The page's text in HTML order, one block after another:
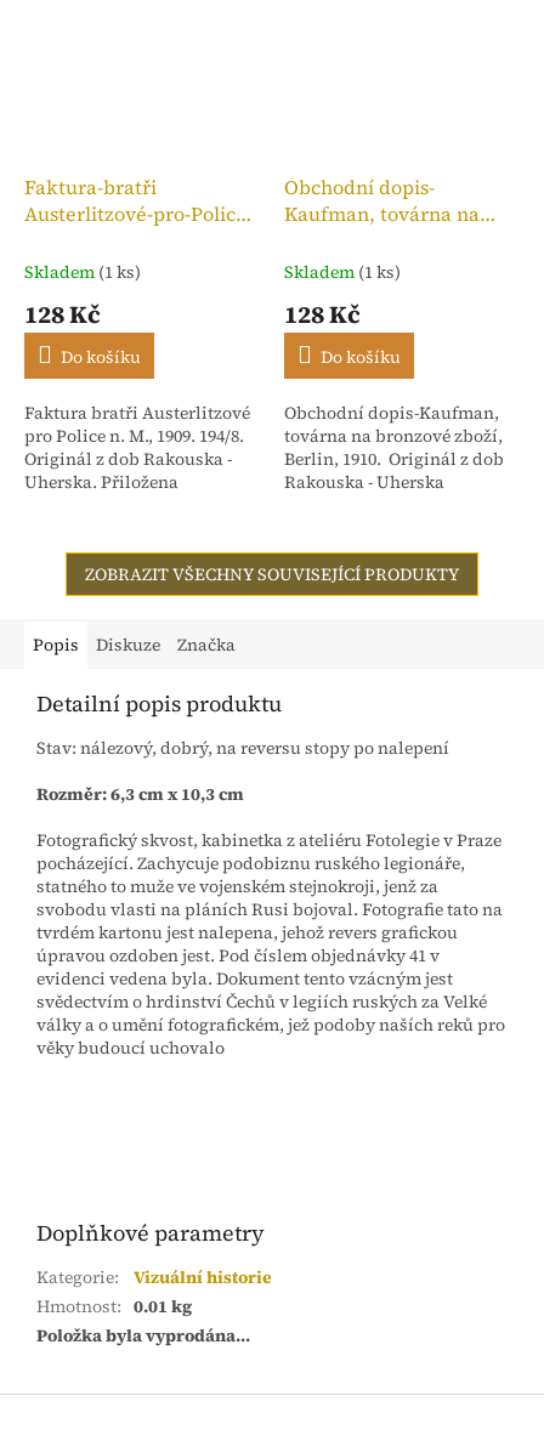
Faktura-bratři
Austerlitzové-pro-Police
Skladem (1 ks)
128 Kč
Do košíku
Faktura bratři Austerlitzové
pro Police n. M., 1909. 194/8.
Originál z dob Rakouska -
Uherska. Přiložena
dříve Isac...
Obchodní dopis-
Kaufman, továrna na
Skladem (1 ks)
128 Kč
Do košíku
Obchodní dopis-Kaufman,
továrna na bronzové zboží,
Berlin, 1910. Originál z dob
Rakouska - Uherska
ZOBRAZIT VŠECHNY SOUVISEJÍCÍ PRODUKTY
Popis Diskuze Značka
Detailní popis produktu
Stav: nálezový, dobrý, na reversu stopy po nalepení
Rozměr: 6,3 cm x 10,3 cm
Fotografický skvost, kabinetka z ateliéru Fotolegie v Praze
pocházející. Zachycuje podobiznu ruského legionáře,
statného to muže ve vojenském stejnokroji, jenž za
svobodu vlasti na pláních Rusi bojoval. Fotografie tato na
tvrdém kartonu jest nalepena, jehož revers grafickou
úpravou ozdoben jest. Pod číslem objednávky 41 v
evidenci vedena byla. Dokument tento vzácným jest
svědectvím o hrdinství Čechů v legiích ruských za Velké
války a o umění fotografickém, jež podoby naších reků pro
věky budoucí uchovalo
Doplňkové parametry
Kategorie:
Vizuální historie
Hmotnost: 0.01 kg
Položka byla vyprodána…
Z